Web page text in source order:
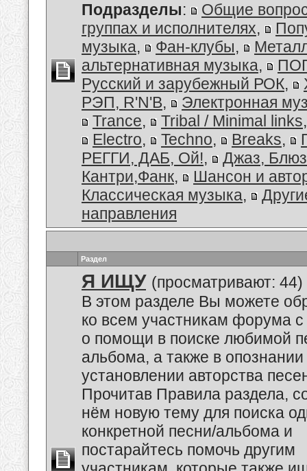
Подразделы:
Общие
группах и исполнителях,
музыка, Фан-клубы,
альтернативная музыка,
Русский и зарубежный РОК,
РЭП, R'N'B,
Электронная
Trance, Tribal / Minimal links
Electro, Techno, Breaks,
РЕГГИ, ДАБ, Ой!,
Джаз,
Кантри,Фанк,
Шансон и
Классическая музыка,
направления
Раздел
Я ИЩУ (просматривают: 44)
В этом разделе Вы можете
ко всем участникам форума с
о помощи в поиске любимой
альбома, а также в опознании
установлении авторства
Прочитав Правила раздела,
нём новую тему для поиска
конкретной песни/альбома и
постарайтесь помочь другим